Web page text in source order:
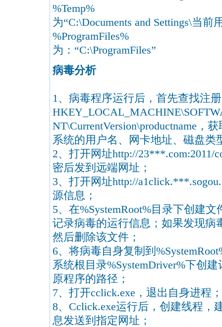
%Temp% 临时文
为“C:\Documents and Settings\当前
%ProgramFiles% 系统
为：“C:\ProgramFiles”
病毒分析
1、病毒程序运行后，首先查找注
NT\CurrentVersion\productname，
系统的用户名、网卡地址、磁盘类
2、打开网址http://23***.com:2011/
密后发到远端网址；
3、打开网址http://
源信息；
5、在%SystemRoot%目录下创建文
记录病毒的运行信息；如果发现
然后删除该文件；
6、将病毒自身复制到
系统根目录%SystemDriver%下创
原程序的路径；
7、打开cclick.exe，退出自身进程；
8、Cclick.exe运行后，创建线程，
息发送到指定网址；